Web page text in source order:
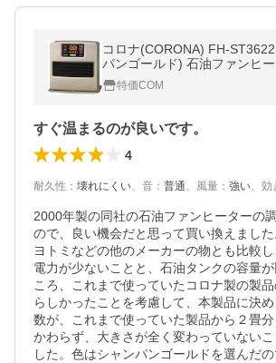
コロナ(CORONA) FH-
パンゴールド) 石油ファンヒー
量7.2L 約10畳〜13畳
特価COM
すぐ温まるのが良いです。
4
耐久性 ： 壊れにくい、 音 ： 普通、 風量 ： 強い、 効
2000年製の同社の石油ファンヒーターの
ので、良い機会だと思って買い換えまし
ヨトミなどの他のメーカーの物とも比較
電力が少ないことと、石油タンクの容量
ころ、これまで使っていたコロナ製の製
らしかったことを考慮して、本製品に決
数が、これまで使っていた製品から２畳
かわらず、大きさが全く変わっていない
した。色はシャンパンゴールドを選んだ